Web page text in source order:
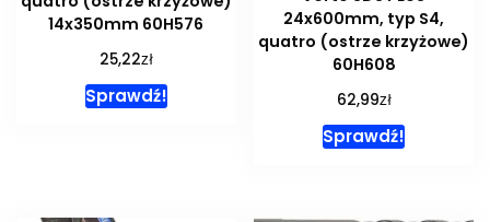
14x350mm 60H576
25,22zł
Sprawdź!
24x600mm, typ S4,
quatro (ostrze krzyżowe)
60H608
62,99zł
Sprawdź!